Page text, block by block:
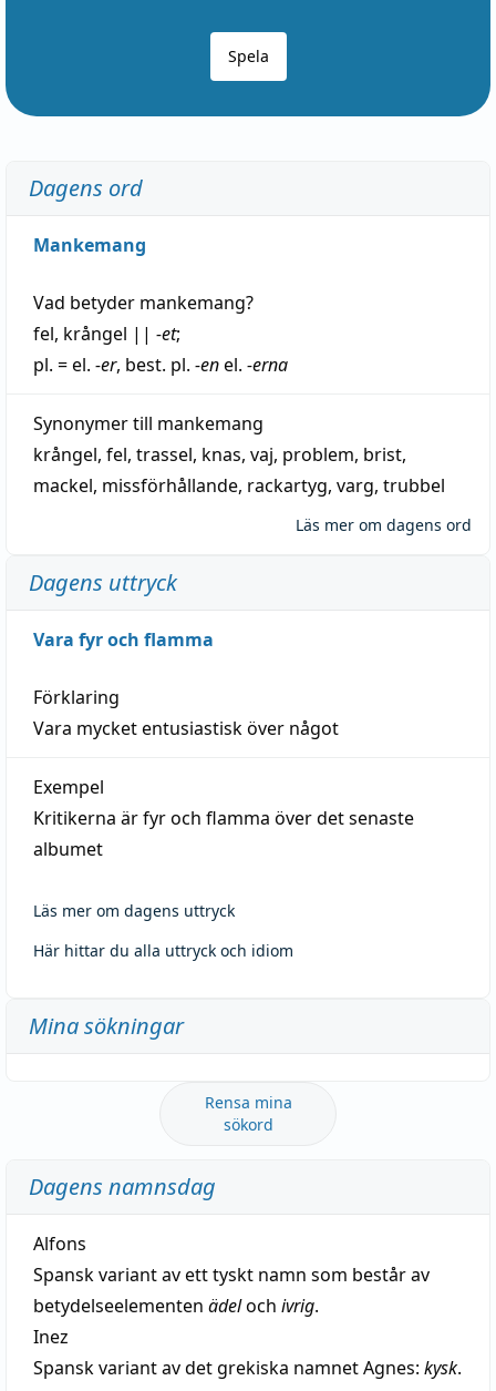
Spela
Dagens ord
Mankemang
Vad betyder mankemang?
fel, krångel || -et;
pl. = el. -er, best. pl. -enel. -erna
Synonymer till mankemang
krångel, fel, trassel, knas, vaj, problem, brist,
mackel, missförhållande, rackartyg, varg, trubbel
Läs mer om dagens ord
Dagens uttryck
Vara fyr och flamma
Förklaring
Vara mycket entusiastisk över något
Exempel
Kritikerna är fyr och flamma över det senaste
albumet
Läs mer om dagens uttryck
Här hittar du alla uttryck och idiom
Mina sökningar
Rensa mina
sökord
Dagens namnsdag
Alfons
Spansk variant av ett tyskt namn som består av
betydelseelementen ädeloch ivrig.
Inez
Spansk variant av det grekiska namnet Agnes: kysk.